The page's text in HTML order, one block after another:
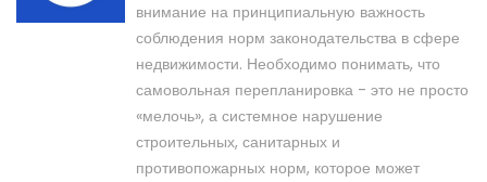
внимание на принципиальную важность
соблюдения норм законодательства в сфере
недвижимости. Необходимо понимать, что
самовольная перепланировка - это не просто
«мелочь», а системное нарушение
строительных, санитарных и
противопожарных норм, которое может